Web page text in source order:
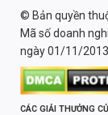
© Bản quyền
Mã số doanh
ngày 01/11/2013.
CÁC GIẢI THƯỞNG